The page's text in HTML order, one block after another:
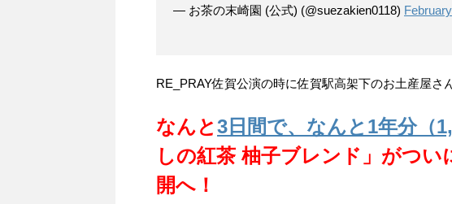
— お茶の末崎園 (公式) (@suezakien0118)
RE_PRAY佐賀公演の時に佐賀駅高架下のお土産屋さ
なんと3日間で、なんと1年分（
しの紅茶 柚子ブレンド」がつい
開へ！